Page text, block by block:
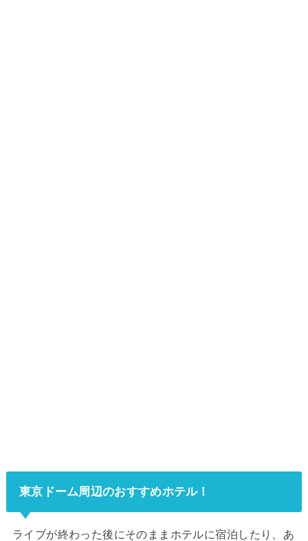
東京ドーム周辺のおすすめホテル！
ライブが終わった後にそのままホテルに宿泊したり、あ